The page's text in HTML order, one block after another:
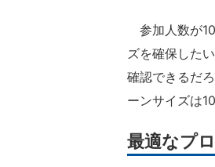
参加人数が
ズを確保した
確認できるだ
ーンサイズは
最適なプ